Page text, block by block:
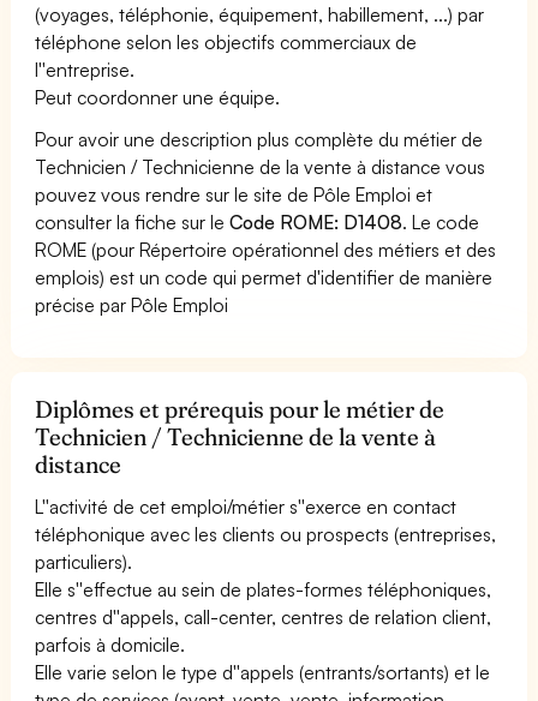
(voyages, téléphonie, équipement, habillement, ...) par
téléphone selon les objectifs commerciaux de
l''entreprise.
Peut coordonner une équipe.
Pour avoir une description plus complète du métier de
Technicien / Technicienne de la vente à distance vous
pouvez vous rendre sur le site de Pôle Emploi et
consulter la fiche sur leCode ROME: D1408. Le code
ROME (pour Répertoire opérationnel des métiers et des
emplois) est un code qui permet d'identifier de manière
précise par Pôle Emploi
Diplômes et prérequis pour le métier de
Technicien / Technicienne de la vente à
distance
L''activité de cet emploi/métier s''exerce en contact
téléphonique avec les clients ou prospects (entreprises,
particuliers).
Elle s''effectue au sein de plates-formes téléphoniques,
centres d''appels, call-center, centres de relation client,
parfois à domicile.
Elle varie selon le type d''appels (entrants/sortants) et le